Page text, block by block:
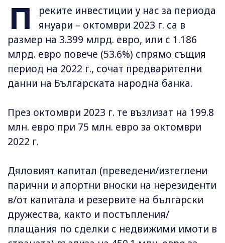
П
реките инвестиции у нас за периода
януари – октомври 2023 г. са в
размер на 3.399 млрд. евро, или с 1.186
млрд. евро повече (53.6%) спрямо същия
период на 2022 г., сочат предварителни
данни на Българската народна банка.
През октомври 2023 г. те възлизат на 199.8
млн. евро при 75 млн. евро за октомври
2022 г.
Дяловият капитал (преведени/изтеглени
парични и апортни вноски на нерезиденти
в/от капитала и резервите на български
дружества, както и постъпления/
плащания по сделки с недвижими имоти в